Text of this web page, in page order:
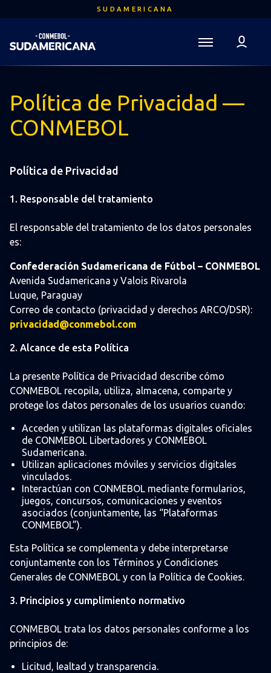
al
contenido
principal
SUDAMERICANA
Navigation
Política de Privacidad —
CONMEBOL
Política de Privacidad
1. Responsable del tratamiento
El responsable del tratamiento de los datos personales
es:
Confederación Sudamericana de Fútbol – CONMEBOL
Avenida Sudamericana y Valois Rivarola
Luque, Paraguay
Correo de contacto (privacidad y derechos ARCO/DSR):
privacidad@conmebol.com
2. Alcance de esta Política
La presente Política de Privacidad describe cómo
CONMEBOL recopila, utiliza, almacena, comparte y
protege los datos personales de los usuarios cuando:
Acceden y utilizan las plataformas digitales oficiales
de CONMEBOL Libertadores y CONMEBOL
Sudamericana.
Utilizan aplicaciones móviles y servicios digitales
vinculados.
Interactúan con CONMEBOL mediante formularios,
juegos, concursos, comunicaciones y eventos
asociados (conjuntamente, las “Plataformas
CONMEBOL”).
Esta Política se complementa y debe interpretarse
conjuntamente con los Términos y Condiciones
Generales de CONMEBOL y con la Política de Cookies.
3. Principios y cumplimiento normativo
CONMEBOL trata los datos personales conforme a los
principios de:
Licitud, lealtad y transparencia.